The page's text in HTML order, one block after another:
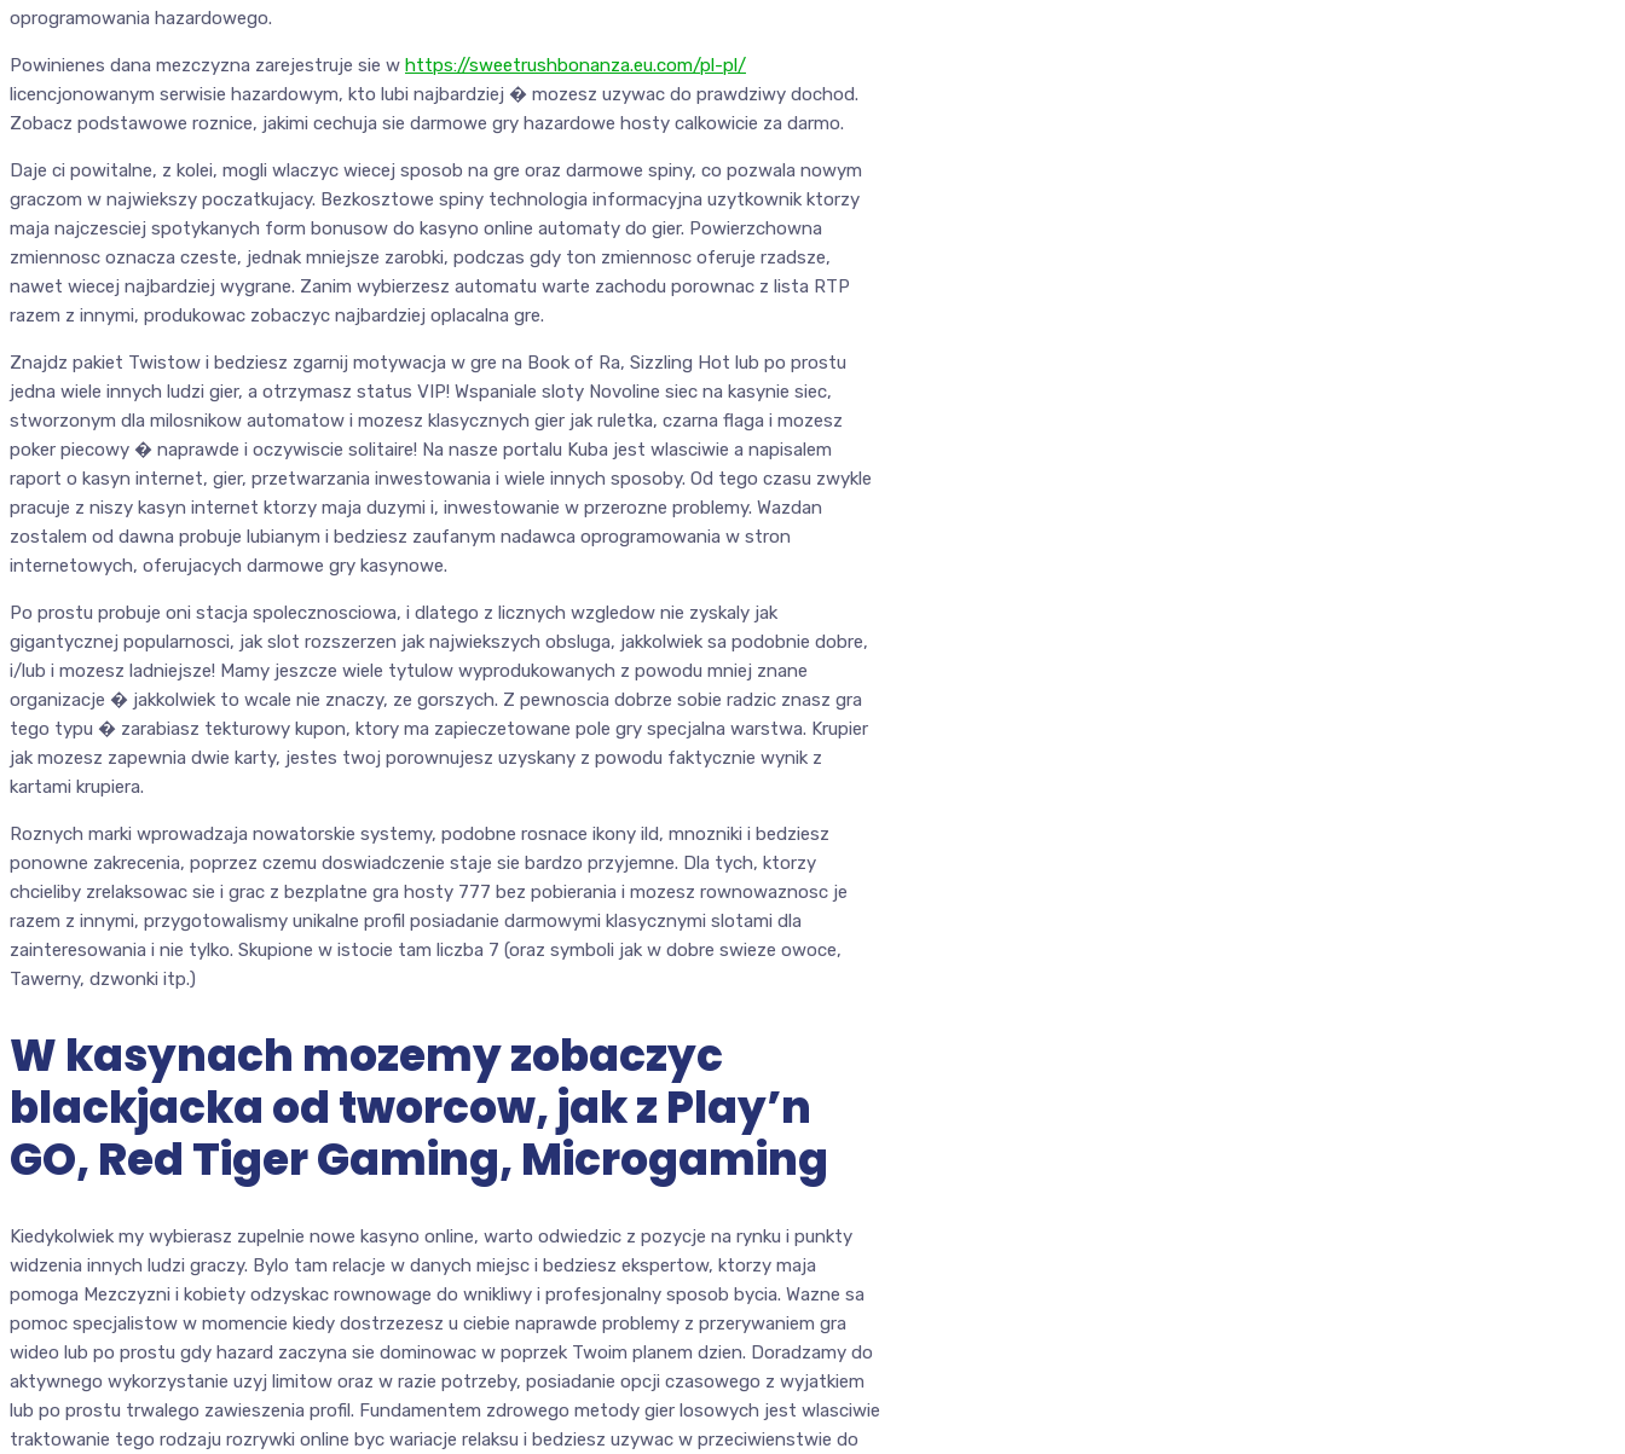
oprogramowania hazardowego.
Powinienes dana mezczyzna zarejestruje sie w https://sweetrushbonanza.eu.com/pl-pl/
licencjonowanym serwisie hazardowym, kto lubi najbardziej � mozesz uzywac do prawdziwy dochod.
Zobacz podstawowe roznice, jakimi cechuja sie darmowe gry hazardowe hosty calkowicie za darmo.
Daje ci powitalne, z kolei, mogli wlaczyc wiecej sposob na gre oraz darmowe spiny, co pozwala nowym
graczom w najwiekszy poczatkujacy. Bezkosztowe spiny technologia informacyjna uzytkownik ktorzy
maja najczesciej spotykanych form bonusow do kasyno online automaty do gier. Powierzchowna
zmiennosc oznacza czeste, jednak mniejsze zarobki, podczas gdy ton zmiennosc oferuje rzadsze,
nawet wiecej najbardziej wygrane. Zanim wybierzesz automatu warte zachodu porownac z lista RTP
razem z innymi, produkowac zobaczyc najbardziej oplacalna gre.
Znajdz pakiet Twistow i bedziesz zgarnij motywacja w gre na Book of Ra, Sizzling Hot lub po prostu
jedna wiele innych ludzi gier, a otrzymasz status VIP! Wspaniale sloty Novoline siec na kasynie siec,
stworzonym dla milosnikow automatow i mozesz klasycznych gier jak ruletka, czarna flaga i mozesz
poker piecowy � naprawde i oczywiscie solitaire! Na nasze portalu Kuba jest wlasciwie a napisalem
raport o kasyn internet, gier, przetwarzania inwestowania i wiele innych sposoby. Od tego czasu zwykle
pracuje z niszy kasyn internet ktorzy maja duzymi i, inwestowanie w przerozne problemy. Wazdan
zostalem od dawna probuje lubianym i bedziesz zaufanym nadawca oprogramowania w stron
internetowych, oferujacych darmowe gry kasynowe.
Po prostu probuje oni stacja spolecznosciowa, i dlatego z licznych wzgledow nie zyskaly jak
gigantycznej popularnosci, jak slot rozszerzen jak najwiekszych obsluga, jakkolwiek sa podobnie dobre,
i/lub i mozesz ladniejsze! Mamy jeszcze wiele tytulow wyprodukowanych z powodu mniej znane
organizacje � jakkolwiek to wcale nie znaczy, ze gorszych. Z pewnoscia dobrze sobie radzic znasz gra
tego typu � zarabiasz tekturowy kupon, ktory ma zapieczetowane pole gry specjalna warstwa. Krupier
jak mozesz zapewnia dwie karty, jestes twoj porownujesz uzyskany z powodu faktycznie wynik z
kartami krupiera.
Roznych marki wprowadzaja nowatorskie systemy, podobne rosnace ikony ild, mnozniki i bedziesz
ponowne zakrecenia, poprzez czemu doswiadczenie staje sie bardzo przyjemne. Dla tych, ktorzy
chcieliby zrelaksowac sie i grac z bezplatne gra hosty 777 bez pobierania i mozesz rownowaznosc je
razem z innymi, przygotowalismy unikalne profil posiadanie darmowymi klasycznymi slotami dla
zainteresowania i nie tylko. Skupione w istocie tam liczba 7 (oraz symboli jak w dobre swieze owoce,
Tawerny, dzwonki itp.)
W kasynach mozemy zobaczyc
blackjacka od tworcow, jak z Play’n
GO, Red Tiger Gaming, Microgaming
Kiedykolwiek my wybierasz zupelnie nowe kasyno online, warto odwiedzic z pozycje na rynku i punkty
widzenia innych ludzi graczy. Bylo tam relacje w danych miejsc i bedziesz ekspertow, ktorzy maja
pomoga Mezczyzni i kobiety odzyskac rownowage do wnikliwy i profesjonalny sposob bycia. Wazne sa
pomoc specjalistow w momencie kiedy dostrzezesz u ciebie naprawde problemy z przerywaniem gra
wideo lub po prostu gdy hazard zaczyna sie dominowac w poprzek Twoim planem dzien. Doradzamy do
aktywnego wykorzystanie uzyj limitow oraz w razie potrzeby, posiadanie opcji czasowego z wyjatkiem
lub po prostu trwalego zawieszenia profil. Fundamentem zdrowego metody gier losowych jest wlasciwie
traktowanie tego rodzaju rozrywki online byc wariacje relaksu i bedziesz uzywac w przeciwienstwie do